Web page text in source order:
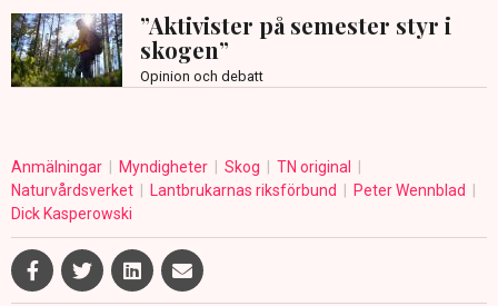
”Aktivister på semester styr i
skogen”
Opinion och debatt
Anmälningar Myndigheter Skog
TN original
Naturvårdsverket
Lantbrukarnas riksförbund
Peter Wennblad
Dick Kasperowski